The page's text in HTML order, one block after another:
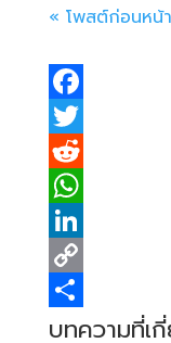
« โพสต์ก่อนหน้า
F
a
c
e
b
o
o
T
w
t
t
e
R
e
d
d
i
W
h
a
t
L
n
C
oSบทความที่เ